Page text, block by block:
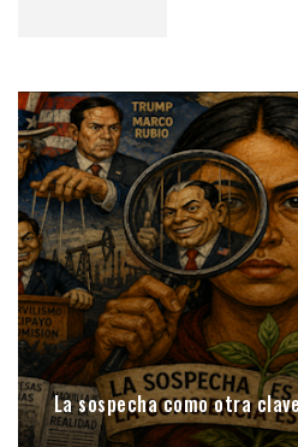
La sospecha como otra